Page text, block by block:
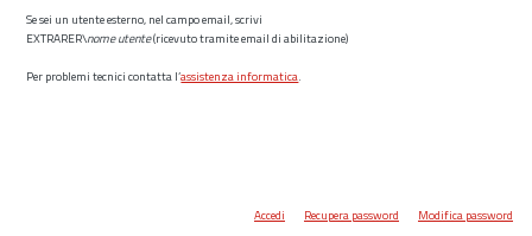
Se sei un utente esterno, nel campo email, scrivi
EXTRARER\nome utente(ricevuto tramite email di abilitazione)
Per problemi tecnici contatta l’assistenza informatica.
Accedi Recupera password Modifica password